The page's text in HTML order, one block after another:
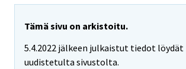
Tämä sivu on arkistoitu.
5.4.2022 jälkeen julkaistut tiedot löydät
uudistetulta sivustolta.